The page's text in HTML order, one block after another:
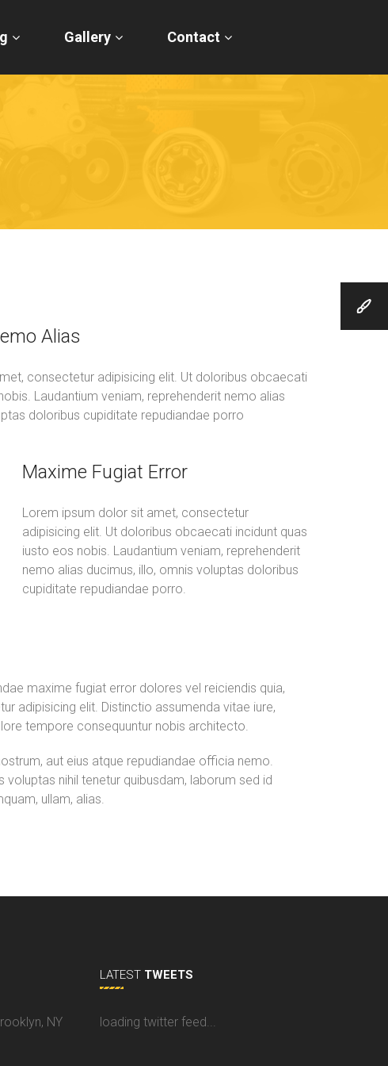
Gallery Contact
Alias
consectetur adipisicing elit. Ut doloribus obcaecati
Laudantium veniam, reprehenderit nemo alias
doloribus cupiditate repudiandae porro
Maxime Fugiat Error
Lorem ipsum dolor sit amet, consectetur
adipisicing elit. Ut doloribus obcaecati incidunt quas
iusto eos nobis. Laudantium veniam, reprehenderit
nemo alias ducimus, illo, omnis voluptas doloribus
cupiditate repudiandae porro.
maxime fugiat error dolores vel reiciendis quia,
adipisicing elit. Distinctio assumenda vitae iure,
tempore consequuntur nobis architecto.
aut eius atque repudiandae officia nemo.
nihil tenetur quibusdam, laborum sed id
ullam, alias.
NY
LATEST TWEETS
loading twitter feed...